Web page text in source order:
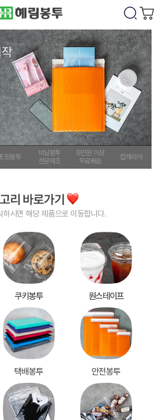
링봉투
비닐봉투
전문제조
6만원 이상
무료배송
컵캐리어
하시면 해당 제품으로 이동합니다.
쿠키봉투 원스테이프
택배봉투 안전봉투